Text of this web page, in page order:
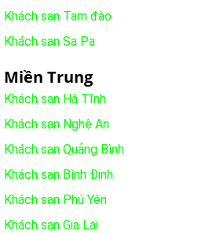
Khách sạn Tam đào
Khách sạn Sa Pa
Miền Trung
Khách sạn Hà Tĩnh
Khách sạn Nghệ An
Khách sạn Quảng Bình
Khách sạn Bình Định
Khách sạn Phú Yên
Khách sạn Gia Lai